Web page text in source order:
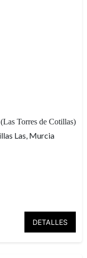
Torres de Cotillas)
Las, Murcia
DETALLES